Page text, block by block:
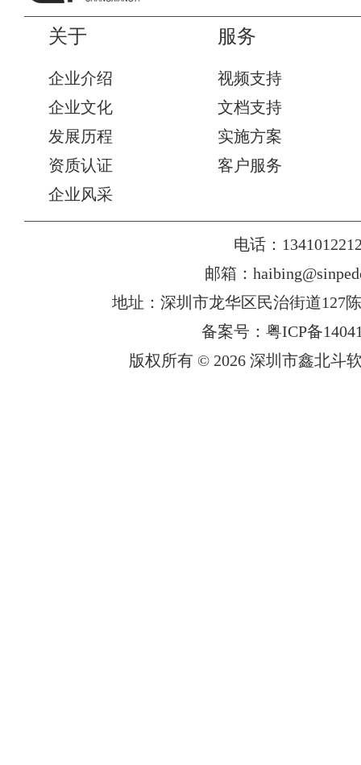
关于
企业介绍
企业文化
发展历程
资质认证
企业风采
服务
视频支持
文档支持
实施方案
客户服务
电话：
邮箱：
地址：深圳市龙华区民治街道127
备案号：粤ICP备
版权所有 © 2026 深圳市鑫北斗